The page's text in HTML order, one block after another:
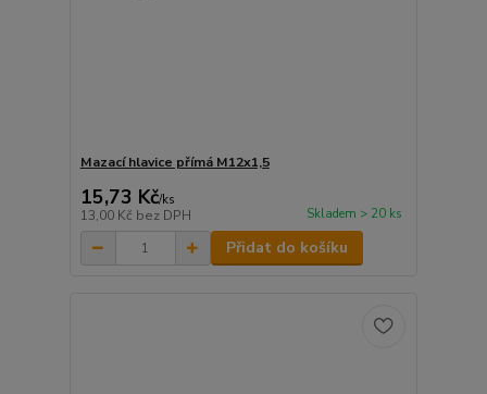
Mazací hlavice přímá M12x1,5
15,73 Kč/ks
13,00 Kč bez DPH Skladem > 20 ks
Přidat do košíku